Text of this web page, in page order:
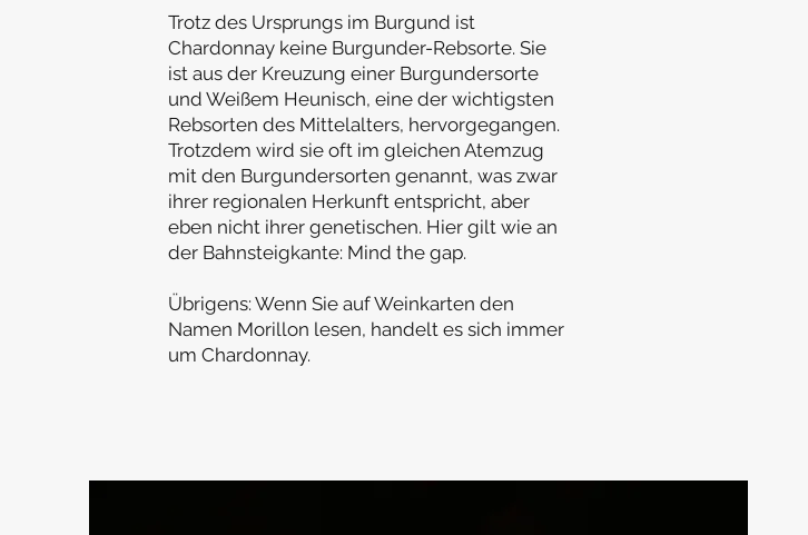
Trotz des Ursprungs im Burgund ist
Chardonnay keine Burgunder-Rebsorte. Sie
ist aus der Kreuzung einer Burgundersorte
und Weißem Heunisch, eine der wichtigsten
Rebsorten des Mittelalters, hervorgegangen.
Trotzdem wird sie oft im gleichen Atemzug
mit den Burgundersorten genannt, was zwar
ihrer regionalen Herkunft entspricht, aber
eben nicht ihrer genetischen. Hier gilt wie an
der Bahnsteigkante: Mind the gap.
Übrigens: Wenn Sie auf Weinkarten den
Namen Morillon lesen, handelt es sich immer
um Chardonnay.